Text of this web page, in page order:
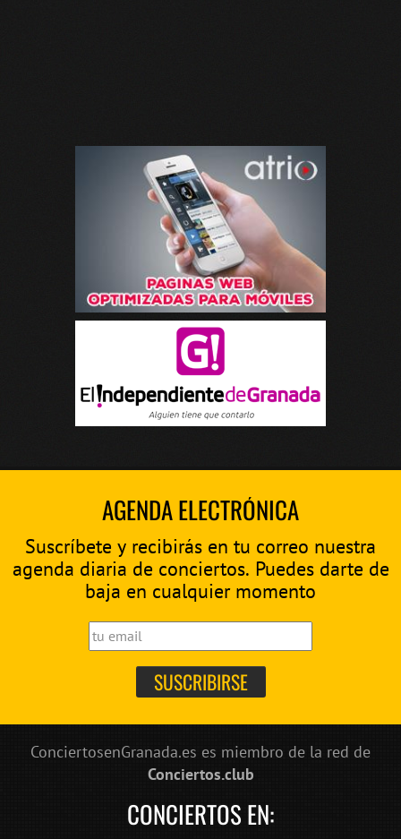
AGENDA ELECTRÓNICA
Suscríbete y recibirás en tu correo nuestra
agenda diaria de conciertos. Puedes darte de
baja en cualquier momento
ConciertosenGranada.es es miembro de la red de
Conciertos.club
CONCIERTOS EN: